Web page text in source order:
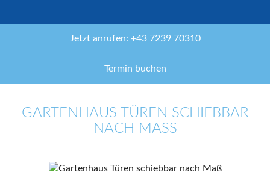
Jetzt anrufen: +43 7239 70310
Termin buchen
GARTENHAUS TÜREN SCHIEBBAR
NACH MASS